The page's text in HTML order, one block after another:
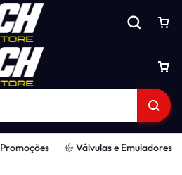
Promoções 𑁍 Válvulas e Emuladores